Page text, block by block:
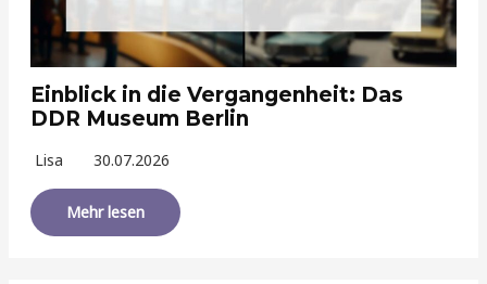
Einblick in die Vergangenheit: Das
DDR Museum Berlin
Lisa 30.07.2026
Mehr lesen